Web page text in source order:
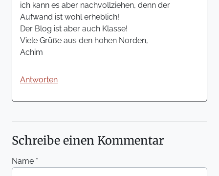
ich kann es aber nachvollziehen, denn der
Aufwand ist wohl erheblich!
Der Blog ist aber auch Klasse!
Viele Grüße aus den hohen Norden,
Achim
Antworten
Schreibe einen Kommentar
Name *